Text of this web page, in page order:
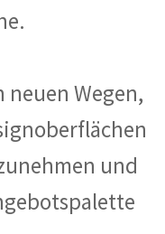
neuen Wegen,
und